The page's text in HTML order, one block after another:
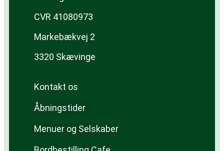
CVR 41080973
Markebækvej 2
3320 Skævinge
Kontakt os
Åbningstider
Menuer og Selskaber